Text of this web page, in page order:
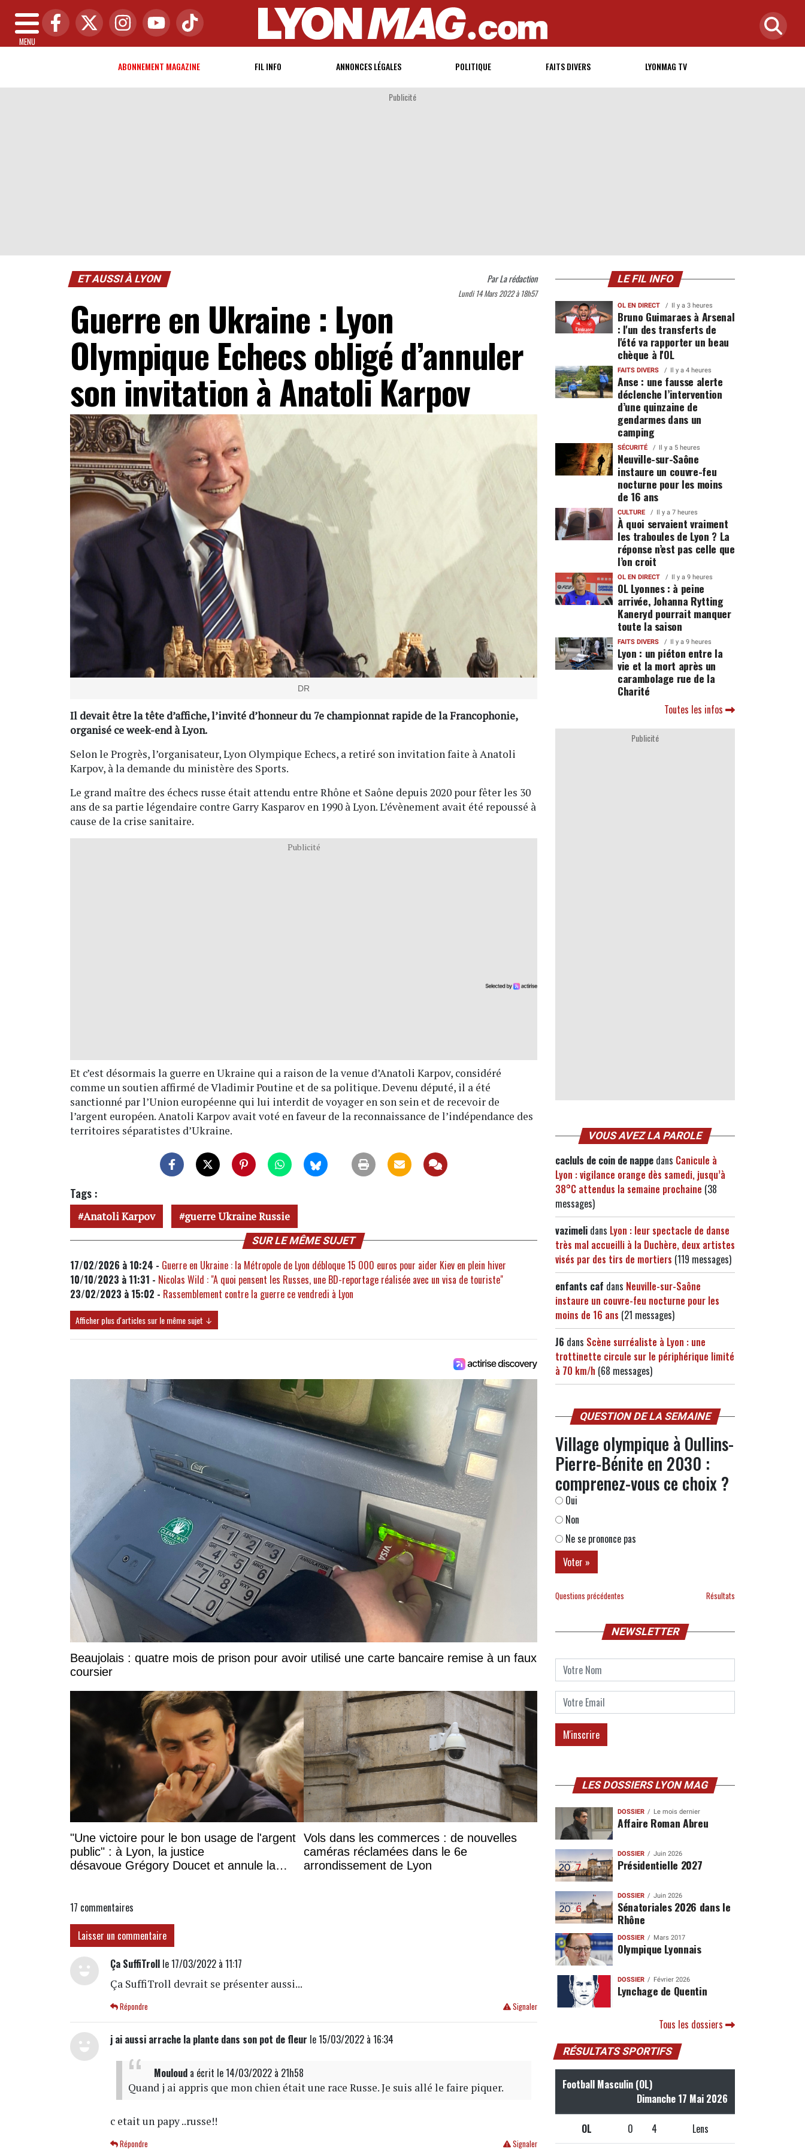
MENU
ABONNEMENT MAGAZINE FIL INFO ANNONCES LÉGALES POLITIQUE FAITS DIVERS LYONMAG TV
Publicité
ET AUSSI À LYON ParLa rédaction
Lundi 14 Mars 2022 à 18h57
Guerre en Ukraine : Lyon
Olympique Echecs obligé d’annuler
son invitation à Anatoli Karpov
DR
Il devait être la tête d’affiche, l’invité d’honneur du 7e championnat rapide de la Francophonie,
organisé ce week-end à Lyon.
Selon le Progrès, l’organisateur, Lyon Olympique Echecs, a retiré son invitation faite à Anatoli
Karpov, à la demande du ministère des Sports.
Le grand maître des échecs russe était attendu entre Rhône et Saône depuis 2020 pour fêter les 30
ans de sa partie légendaire contre Garry Kasparov en 1990 à Lyon. L’évènement avait été repoussé à
cause de la crise sanitaire.
Publicité
Et c’est désormais la guerre en Ukraine qui a raison de la venue d’Anatoli Karpov, considéré
comme un soutien affirmé de Vladimir Poutine et de sa politique. Devenu député, il a été
sanctionné par l’Union européenne qui lui interdit de voyager en son sein et de recevoir de
l’argent européen. Anatoli Karpov avait voté en faveur de la reconnaissance de l’indépendance des
territoires séparatistes d’Ukraine.
Tags :
Anatoli Karpov guerre Ukraine Russie
SUR LE MÊME SUJET
17/02/2026 à 10:24 - Guerre en Ukraine : la Métropole de Lyon débloque 15 000 euros pour aider Kiev en plein hiver
10/10/2023 à 11:31 - Nicolas Wild : "A quoi pensent les Russes, une BD-reportage réalisée avec un visa de touriste"
23/02/2023 à 15:02 - Rassemblement contre la guerre ce vendredi à Lyon
Afficher plus d'articles sur le même sujet ↓
Beaujolais : quatre mois de prison pour avoir utilisé une carte bancaire remise à un faux
coursier
"Une victoire pour le bon usage de l'argent
public" : à Lyon, la justice
désavoue Grégory Doucet et annule la
Vols dans les commerces : de nouvelles
caméras réclamées dans le 6e
arrondissement de Lyon
17 commentaires
Laisser un commentaire
Ça SuffiTroll le 17/03/2022 à 11:17
Ça SuffiTroll devrait se présenter aussi...
Signaler
Répondre
j ai aussi arrache la plante dans son pot de fleur le 15/03/2022 à 16:34
Mouloud a écrit le 14/03/2022 à 21h58
Quand j ai appris que mon chien était une race Russe. Je suis allé le faire piquer.
c etait un papy ..russe!!
Signaler
Répondre
LE FIL INFO
OL EN DIRECT Il y a 3 heures
Bruno Guimaraes à Arsenal
: l'un des transferts de
l'été va rapporter un beau
chèque à l'OL
FAITS DIVERS Il y a 4 heures
Anse : une fausse alerte
déclenche l’intervention
d’une quinzaine de
gendarmes dans un
camping
SÉCURITÉ Il y a 5 heures
Neuville-sur-Saône
instaure un couvre-feu
nocturne pour les moins
de 16 ans
CULTURE Il y a 7 heures
À quoi servaient vraiment
les traboules de Lyon ? La
réponse n’est pas celle que
l’on croit
OL EN DIRECT Il y a 9 heures
OL Lyonnes : à peine
arrivée, Johanna Rytting
Kaneryd pourrait manquer
toute la saison
FAITS DIVERS Il y a 9 heures
Lyon : un piéton entre la
vie et la mort après un
carambolage rue de la
Charité
Toutes les infos
Publicité
VOUS AVEZ LA PAROLE
cacluls de coin de nappe dans Canicule à
Lyon : vigilance orange dès samedi, jusqu’à
38°C attendus la semaine prochaine (38
messages)
vazimeli dans Lyon : leur spectacle de danse
très mal accueilli à la Duchère, deux artistes
visés par des tirs de mortiers (119 messages)
enfants caf dans Neuville-sur-Saône
instaure un couvre-feu nocturne pour les
moins de 16 ans (21 messages)
J6 dans Scène surréaliste à Lyon : une
trottinette circule sur le périphérique limité
à 70 km/h (68 messages)
QUESTION DE LA SEMAINE
Village olympique à Oullins-
Pierre-Bénite en 2030 :
comprenez-vous ce choix ?
Oui
Non
Ne se prononce pas
Questions précédentes Résultats
NEWSLETTER
LES DOSSIERS LYON MAG
DOSSIER Le mois dernier
Affaire Roman Abreu
DOSSIER Juin 2026
Présidentielle 2027
DOSSIER Juin 2026
Sénatoriales 2026 dans le
Rhône
DOSSIER Mars 2017
Olympique Lyonnais
DOSSIER Février 2026
Lynchage de Quentin
Tous les dossiers
RÉSULTATS SPORTIFS
Football Masculin (OL)
Dimanche 17 Mai 2026
OL 0 4 Lens